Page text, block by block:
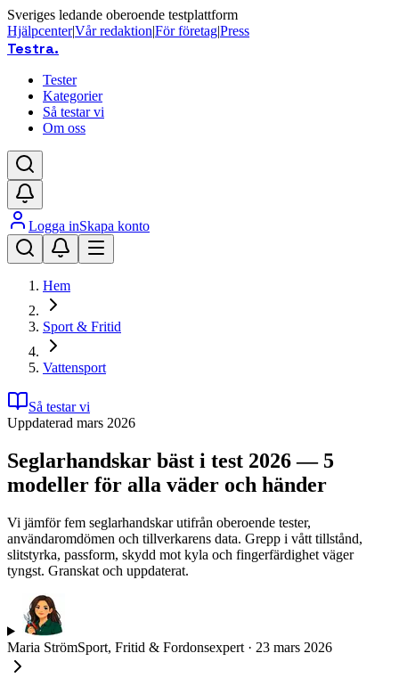
Sveriges ledande oberoende testplattform
Hjälpcenter|Vår redaktion|För företag|Press
Testra.
Tester
Kategorier
Så testar vi
Om oss
Logga inSkapa konto
Hem
Sport & Fritid
Vattensport
Så testar vi
Uppdaterad mars 2026
Seglarhandskar bäst i test 2026 — 5
modeller för alla väder och händer
Vi jämför fem seglarhandskar utifrån oberoende tester,
användaromdömen och tillverkarens data. Grepp i vått tillstånd,
slitstyrka, passform, skydd mot kyla och fingerfärdighet väger
tyngst. Granskat och uppdaterat.
Maria StrömSport, Fritid & Fordonsexpert · 23 mars 2026